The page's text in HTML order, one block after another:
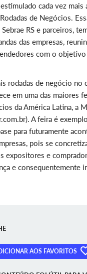
cada vez mais
de Negócios.
RS e parceiros,
das empresas,
com o
rodadas de negócio no
em uma das maiores
da América Latina, a
A feira é
para futuramente
pois se
expositores e
e consequentemente
AOS FAVORITOS